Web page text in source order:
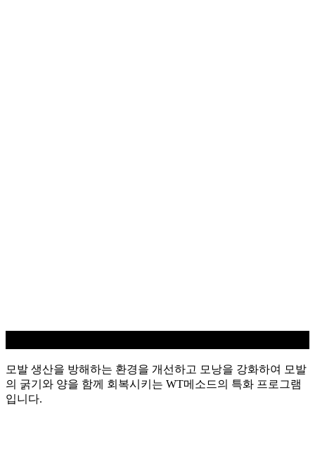
모발 생산을 방해하는 환경을 개선하고 모낭을 강화하여 모발
의 굵기와 양을 함께 회복시키는 WT메소드의 특화 프로그램
입니다.